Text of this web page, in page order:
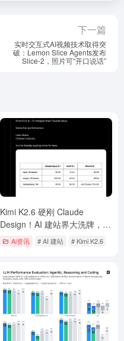
下一篇
实时交互式AI视频技术取得突
破：Lemon Slice Agents发布
Slice-2，照片可“开口说话”
Kimi K2.6 硬刚 Claude
Design！AI 建站界大洗牌，便
宜 7 倍还能一键多开？
Ai资讯 # AI 建站 # Kimi K2.6